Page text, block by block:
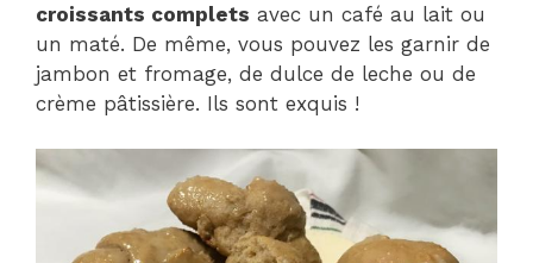
croissants complets avec un café au lait ou
un maté. De même, vous pouvez les garnir de
jambon et fromage, de dulce de leche ou de
crème pâtissière. Ils sont exquis !